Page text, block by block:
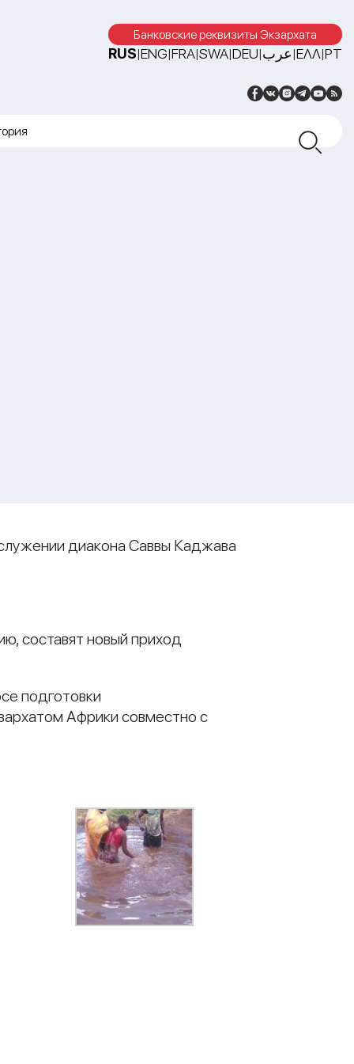
Банковские реквизиты Экзархата
RUS|ENG|FRA|SWA|DEU|عرب|ΕΛΛ|PT
диакона Саввы Каджава
составят новый приход
подготовки
Африки совместно с